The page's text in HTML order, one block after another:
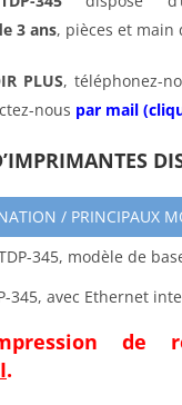
3 ans, pièces et main
PLUS, téléphonez-
nous par mail
/ PRINCIPAUX
345, modèle de
345, avec Ethernet
de
.